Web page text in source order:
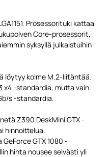
Prosessorituki kattaa
Core-prosessorit,
syksyllä julkaistuihin
löytyy kolme M.2-liitäntää.
x4 -standardia, mutta vain
s -standardia.
Z390 DeskMini GTX -
hinnoittelua.
GTX 1080 -
hinta nousee selvästi yli